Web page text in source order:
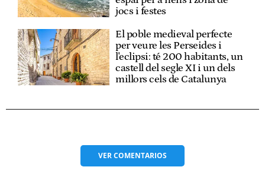
jocs i festes
El poble medieval perfecte
per veure les Perseides i
l'eclipsi: té 200 habitants, un
castell del segle XI i un dels
millors cels de Catalunya
VERCOMENTARIOS